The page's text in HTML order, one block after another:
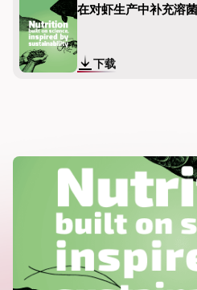
在对虾生产中补充溶
下载